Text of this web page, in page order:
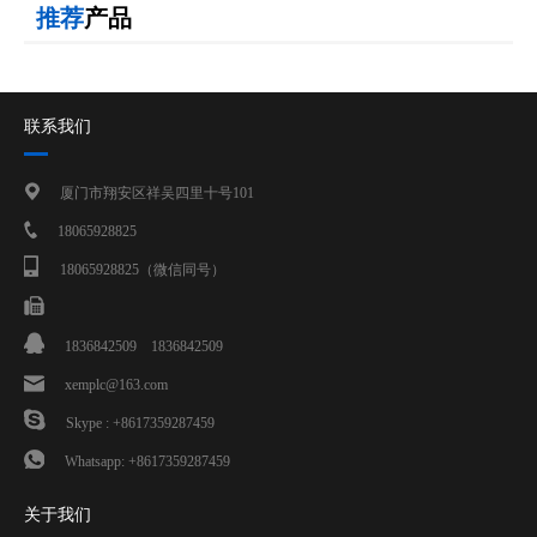
推荐产品
联系我们
厦门市翔安区祥吴四里十号101
18065928825
18065928825（微信同号）
1836842509 1836842509
xemplc@163.com
Skype : +8617359287459
Whatsapp: +8617359287459
关于我们